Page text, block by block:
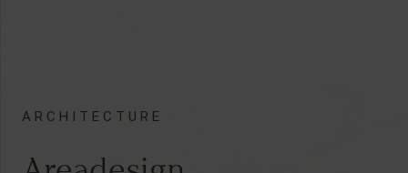
ARCHITECTURE